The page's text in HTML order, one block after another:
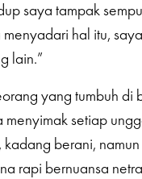
saya tampak
hal itu,
lain.”
yang tumbuh di
setiap
berani,
rapi bernuansa